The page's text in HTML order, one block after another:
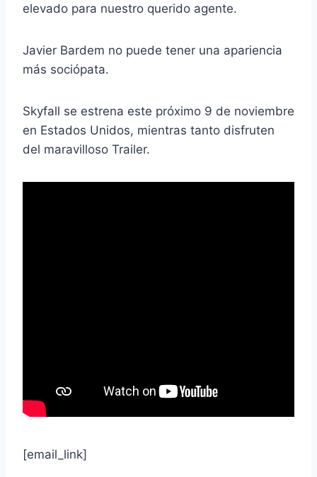
elevado para nuestro querido agente.
Javier Bardem no puede tener una apariencia
más sociópata.
Skyfall se estrena este próximo 9 de noviembre
en Estados Unidos, mientras tanto disfruten
del maravilloso Trailer.
[email_link]